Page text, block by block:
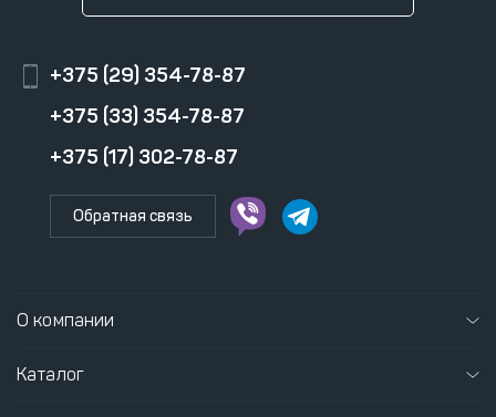
+375 (29) 354-78-87
+375 (33) 354-78-87
+375 (17) 302-78-87
Обратная связь
О компании
Каталог